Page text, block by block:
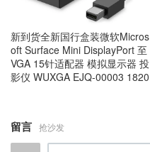
新到货全新国行盒装微软Micros
oft Surface Mini DisplayPort 至
VGA 15针适配器 模拟显示器 投
影仪 WUXGA EJQ-00003 1820
留言 抢沙发